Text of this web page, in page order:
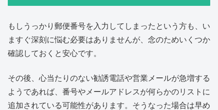
もしうっかり郵便番号を入力してしまったという方も、い
ますぐ深刻に悩む必要はありませんが、念のためいくつか
確認しておくと安心です。
その後、心当たりのない勧誘電話や営業メールが急増する
ようであれば、番号やメールアドレスが何らかのリストに
追加されている可能性があります。そうなった場合は早め